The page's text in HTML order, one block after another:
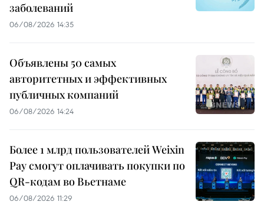
заболеваний
06/08/2026 14:35
Объявлены 50 самых
авторитетных и эффективных
публичных компаний
06/08/2026 14:24
Более 1 млрд пользователей Weixin
Pay смогут оплачивать покупки по
QR-кодам во Вьетнаме
06/08/2026 11:29